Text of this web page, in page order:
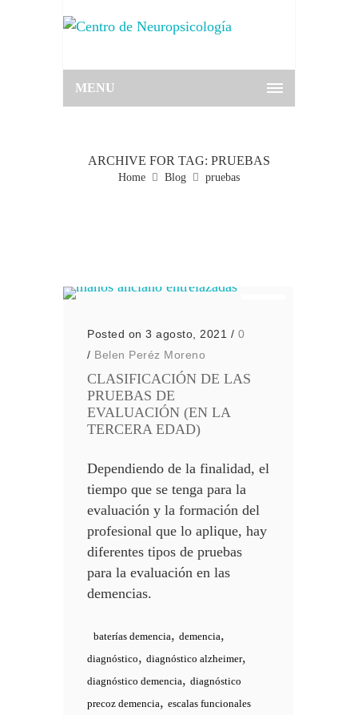
MENU
ARCHIVE FOR TAG: PRUEBAS
Home Blog pruebas
Posted on 3 agosto, 2021 / 0
/ Belen Peréz Moreno
CLASIFICACIÓN DE LAS
PRUEBAS DE
EVALUACIÓN (EN LA
TERCERA EDAD)
Dependiendo de la finalidad, el
tiempo que se tenga para la
evaluación y la formación del
profesional que lo aplique, hay
diferentes tipos de pruebas
para la evaluación en las
demencias.
baterías demencia, demencia,
diagnóstico, diagnóstico alzheimer,
diagnóstico demencia, diagnóstico
precoz demencia, escalas funcionales